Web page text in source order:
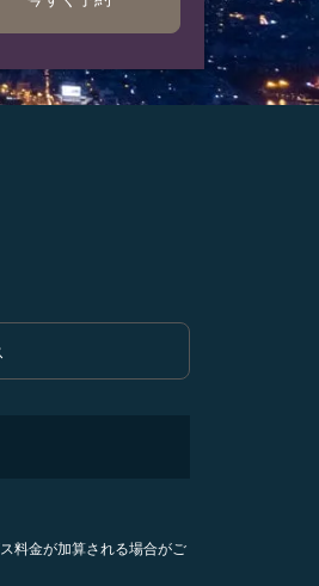
ミークラス Selected
料金が加算される場合がご